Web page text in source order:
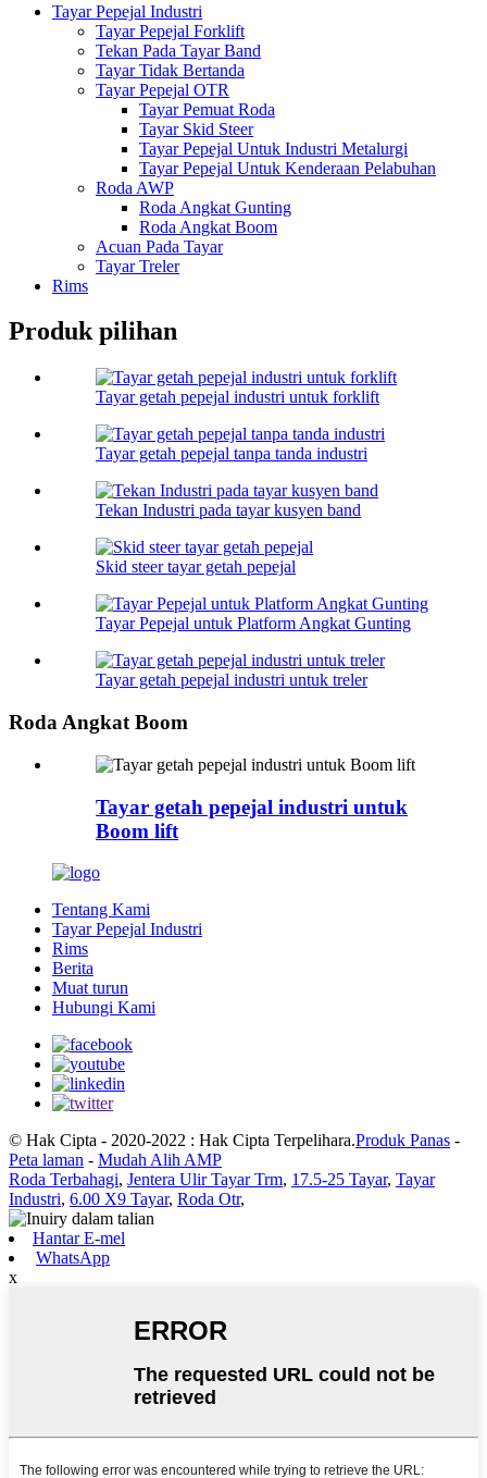
Tayar Pepejal Industri
Tayar Pepejal Forklift
Tekan Pada Tayar Band
Tayar Tidak Bertanda
Tayar Pepejal OTR
Tayar Pemuat Roda
Tayar Skid Steer
Tayar Pepejal Untuk Industri Metalurgi
Tayar Pepejal Untuk Kenderaan Pelabuhan
Roda AWP
Roda Angkat Gunting
Roda Angkat Boom
Acuan Pada Tayar
Tayar Treler
Rims
Produk pilihan
Tayar getah pepejal industri untuk forklift
Tayar getah pepejal tanpa tanda industri
Tekan Industri pada tayar kusyen band
Skid steer tayar getah pepejal
Tayar Pepejal untuk Platform Angkat Gunting
Tayar getah pepejal industri untuk treler
Roda Angkat Boom
Tayar getah pepejal industri untuk
Boom lift
Tentang Kami
Tayar Pepejal Industri
Rims
Berita
Muat turun
Hubungi Kami
© Hak Cipta - 2020-2022 : Hak Cipta Terpelihara.Produk Panas -
Peta laman - Mudah Alih AMP
Roda Terbahagi, Jentera Ulir Tayar Trm, 17.5-25 Tayar, Tayar
Industri, 6.00 X9 Tayar, Roda Otr,
Hantar E-mel
WhatsApp
x